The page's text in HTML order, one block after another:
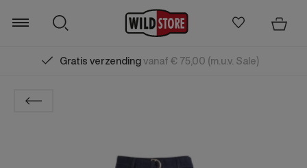
Gratis verzendingvanaf € 75,00 (m.u.v. Sale)
Zoeken